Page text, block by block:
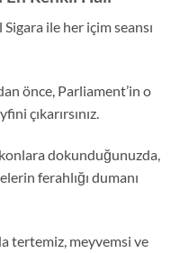
ile her içim seansı
önce, Parliament’in o
çıkarırsınız.
dokunduğunuzda,
ferahlığı dumanı
tertemiz, meyvemsi ve